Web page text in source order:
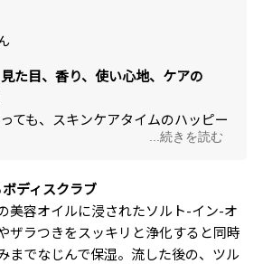
た目、香り、使い心地、ケアの
ても、スキンケアタイムのハッピー
ころが素晴らしい！夢のようなボト
実感できるケア効果も見事です。
...続きを読む
ディスクラブ
美容オイルに浸されたソルト-イン-オ
ザラつきをスッキリと浄化すると同時
までなじんで保湿。流した後の、ツル